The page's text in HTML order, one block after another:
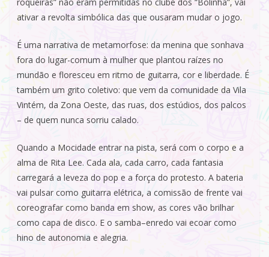
ativar a revolta simbólica das que ousaram mudar o jogo.
É uma narrativa de metamorfose: da menina que sonhava
fora do lugar-comum à mulher que plantou raízes no
mundão e floresceu em ritmo de guitarra, cor e liberdade. É
também um grito coletivo: que vem da comunidade da Vila
Vintém, da Zona Oeste, das ruas, dos estúdios, dos palcos
– de quem nunca sorriu calado.
Quando a Mocidade entrar na pista, será com o corpo e a
alma de Rita Lee. Cada ala, cada carro, cada fantasia
carregará a leveza do pop e a força do protesto. A bateria
vai pulsar como guitarra elétrica, a comissão de frente vai
coreografar como banda em show, as cores vão brilhar
como capa de disco. E o samba–enredo vai ecoar como
hino de autonomia e alegria.